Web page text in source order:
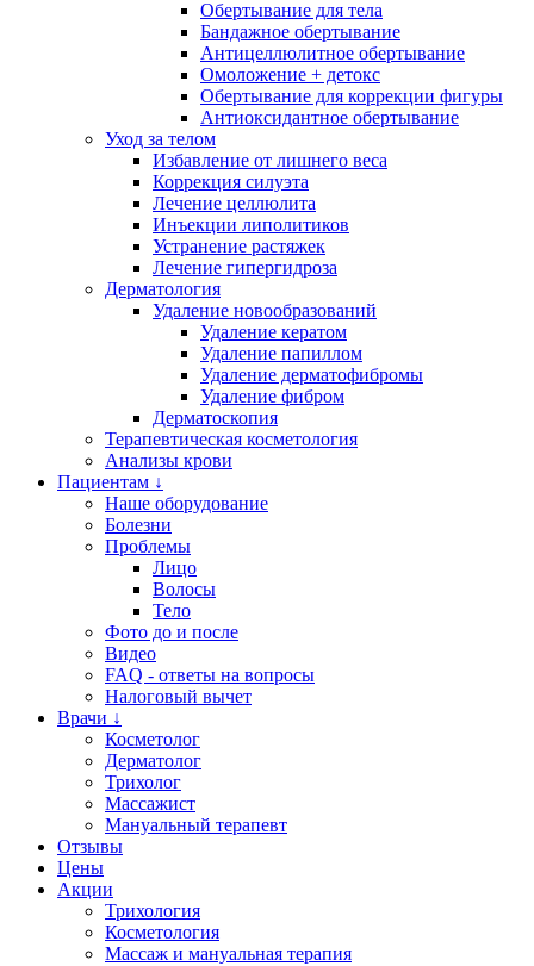
Обертывание для тела
Бандажное обертывание
Антицеллюлитное обертывание
Омоложение + детокс
Обертывание для коррекции фигуры
Антиоксидантное обертывание
Уход за телом
Избавление от лишнего веса
Коррекция силуэта
Лечение целлюлита
Инъекции липолитиков
Устранение растяжек
Лечение гипергидроза
Дерматология
Удаление новообразований
Удаление кератом
Удаление папиллом
Удаление дерматофибромы
Удаление фибром
Дерматоскопия
Терапевтическая косметология
Анализы крови
Пациентам ↓
Наше оборудование
Болезни
Проблемы
Лицо
Волосы
Тело
Фото до и после
Видео
FAQ - ответы на вопросы
Налоговый вычет
Врачи ↓
Косметолог
Дерматолог
Трихолог
Массажист
Мануальный терапевт
Отзывы
Цены
Акции
Трихология
Косметология
Массаж и мануальная терапия